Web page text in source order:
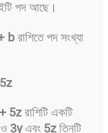
পদ আছে।
bরাশিতে পদ সংখ্যা
5zরাশিটি একটি
3y এবং 5zতিনটি